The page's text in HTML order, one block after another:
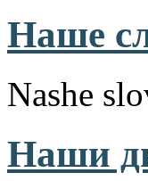
Наше
Nashe
Наши